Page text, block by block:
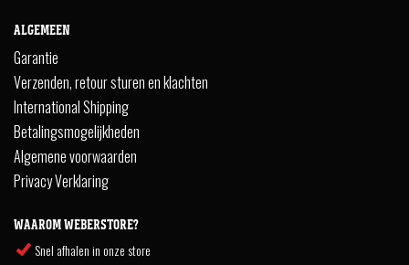
ALGEMEEN
Garantie
Verzenden, retour sturen en klachten
International Shipping
Betalingsmogelijkheden
Algemene voorwaarden
Privacy Verklaring
WAAROM WEBERSTORE?
Snel afhalen in onze store